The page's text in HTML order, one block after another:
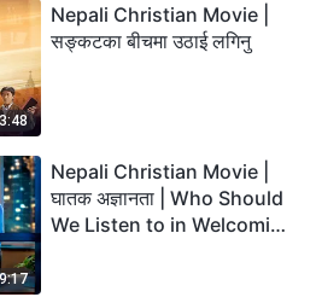
Nepali Christian Movie |
सङ्कटका बीचमा उठाई लगिनु
Nepali Christian Movie |
घातक अज्ञानता | Who Should
We Listen to in Welcoming